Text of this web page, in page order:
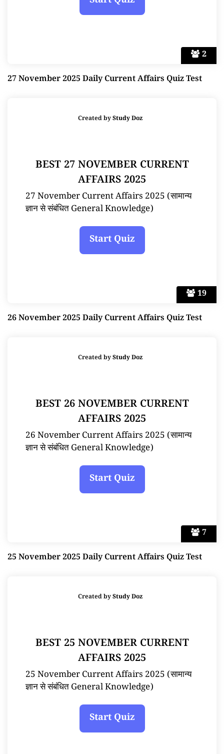
2
27 November 2025 Daily Current Affairs Quiz Test
19
Created byStudy Doz
BEST 27 NOVEMBER CURRENT
AFFAIRS 2025
27 November Current Affairs 2025 (सामान्य
ज्ञान से संबंधित General Knowledge)
26 November 2025 Daily Current Affairs Quiz Test
7
Created byStudy Doz
BEST 26 NOVEMBER CURRENT
AFFAIRS 2025
26 November Current Affairs 2025 (सामान्य
ज्ञान से संबंधित General Knowledge)
25 November 2025 Daily Current Affairs Quiz Test
Created byStudy Doz
BEST 25 NOVEMBER CURRENT
AFFAIRS 2025
25 November Current Affairs 2025 (सामान्य
ज्ञान से संबंधित General Knowledge)